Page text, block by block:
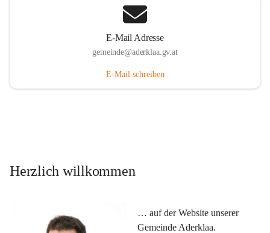
E-Mail Adresse
gemeinde@aderklaa.gv.at
E-Mail schreiben
Herzlich willkommen
… auf der Website unserer
Gemeinde Aderklaa.